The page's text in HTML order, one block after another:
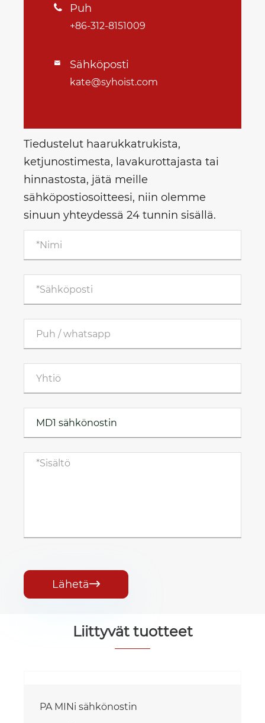
 Puh
+86-312-8151009
 Sähköposti
kate@syhoist.com
Tiedustelut haarukkatrukista,
ketjunostimesta, lavakurottajasta tai
hinnastosta, jätä meille
sähköpostiosoitteesi, niin olemme
sinuun yhteydessä 24 tunnin sisällä.
Lähetä
Liittyvät tuotteet
PA MINi sähkönostin